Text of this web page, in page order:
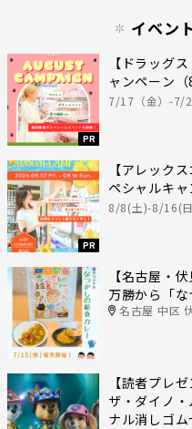
イベン
PR
【ドラッグ
ャンペーン
7/17（金）-7/
PR
【アレック
ペシャルキ
8/8(土)-8/16(
【名古屋・
万勝から「な
名古屋 中区
【読者プレ
ザ・ダイノ
ナル消しゴ